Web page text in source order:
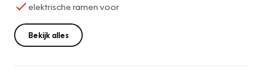
elektrische ramen voor
Bekijk alles